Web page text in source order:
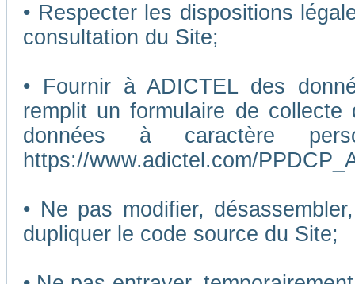
• Respecter les dispositions
consultation du Site;
• Fournir à ADICTEL des
remplit un formulaire de
données à caractère
https://www.adictel.com/
• Ne pas modifier,
dupliquer le code source du Site;